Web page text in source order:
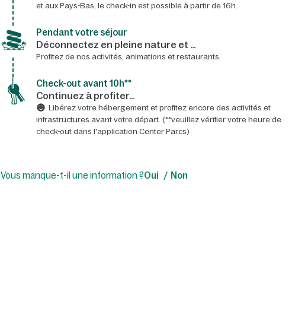
et aux Pays-Bas, le check-in est possible à partir de 16h.
Pendant votre séjour
Déconnectez en pleine nature et …
Profitez de nos activités, animations et restaurants.
Check-out avant 10h**
Continuez à profiter…
Libérez votre hébergement et profitez encore des activités et
infrastructures avant votre départ. (**veuillez vérifier votre heure de
check-out dans l'application Center Parcs)
Vous manque-t-il une information ?Oui Non